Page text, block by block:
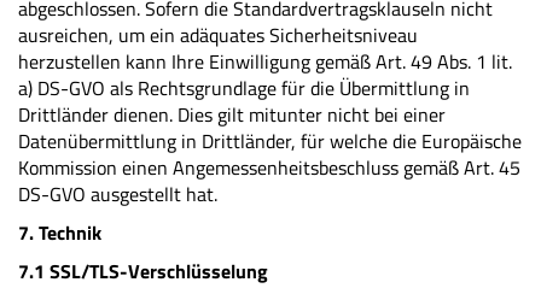
abgeschlossen. Sofern die Standardvertragsklauseln nicht
ausreichen, um ein adäquates Sicherheitsniveau
herzustellen kann Ihre Einwilligung gemäß Art. 49 Abs. 1 lit.
a) DS-GVO als Rechtsgrundlage für die Übermittlung in
Drittländer dienen. Dies gilt mitunter nicht bei einer
Datenübermittlung in Drittländer, für welche die Europäische
Kommission einen Angemessenheitsbeschluss gemäß Art. 45
DS-GVO ausgestellt hat.
7. Technik
7.1 SSL/TLS-Verschlüsselung